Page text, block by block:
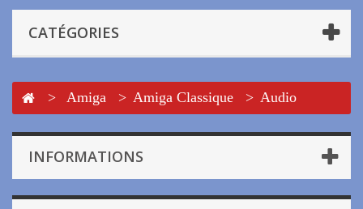
CATÉGORIES
> Amiga > Amiga Classique > Audio
INFORMATIONS